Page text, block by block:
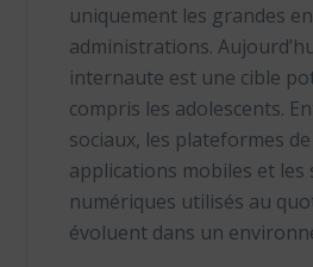
uniquement les grandes
administrations.
internaute est une cible
compris les adolescents.
sociaux, les plateformes
applications mobiles et les
numériques utilisés au
évoluent dans un